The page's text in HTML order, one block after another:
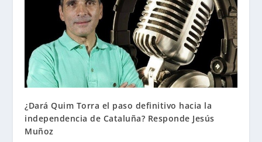
¿Dará Quim Torra el paso definitivo hacia la
independencia de Cataluña? Responde Jesús
Muñoz